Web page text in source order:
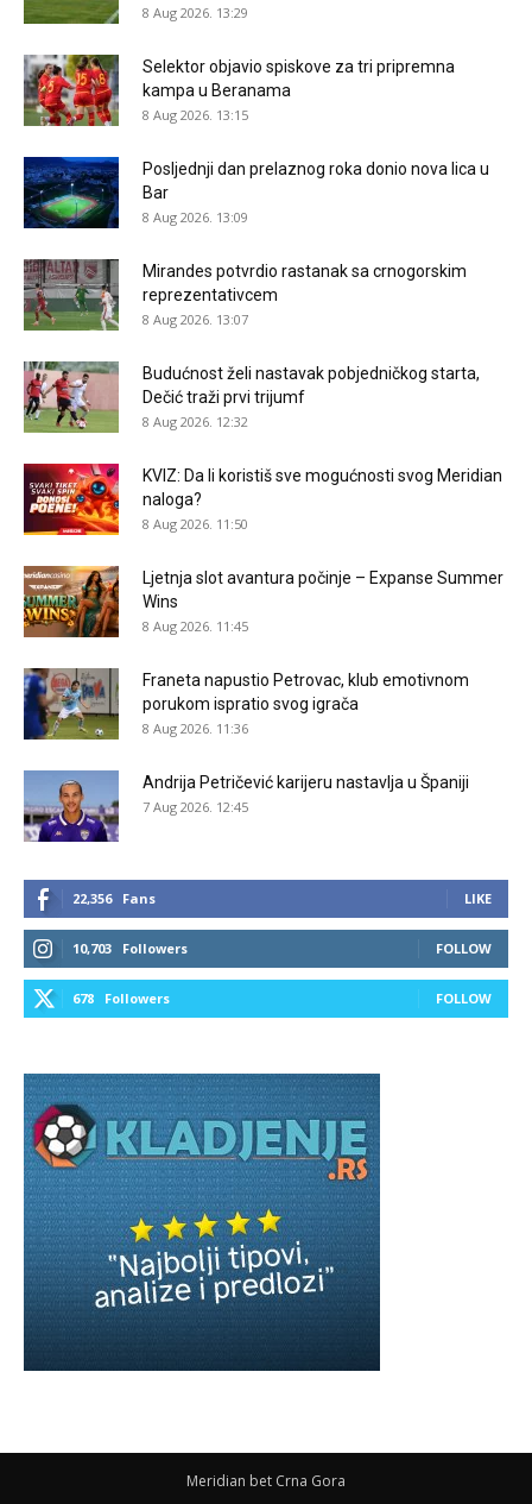
8 Aug 2026. 13:29
Selektor objavio spiskove za tri pripremna
kampa u Beranama
8 Aug 2026. 13:15
Posljednji dan prelaznog roka donio nova lica u
Bar
8 Aug 2026. 13:09
Mirandes potvrdio rastanak sa crnogorskim
reprezentativcem
8 Aug 2026. 13:07
Budućnost želi nastavak pobjedničkog starta,
Dečić traži prvi trijumf
8 Aug 2026. 12:32
KVIZ: Da li koristiš sve mogućnosti svog Meridian
naloga?
8 Aug 2026. 11:50
Ljetnja slot avantura počinje – Expanse Summer
Wins
8 Aug 2026. 11:45
Franeta napustio Petrovac, klub emotivnom
porukom ispratio svog igrača
8 Aug 2026. 11:36
Andrija Petričević karijeru nastavlja u Španiji
7 Aug 2026. 12:45
22,356 Fans LIKE
10,703 Followers FOLLOW
678 Followers FOLLOW
Meridian bet Crna Gora